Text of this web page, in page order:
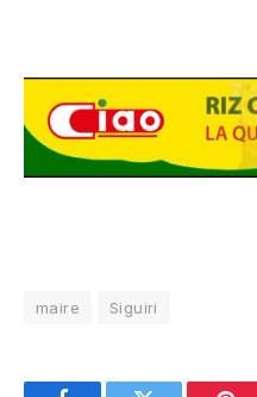
maire Siguiri